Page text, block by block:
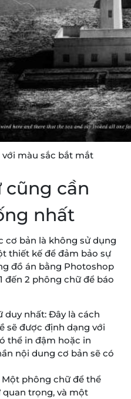
màu sắc bắt mắt
cũng cần
nhất
cơ bản là không sử dụng
thiết kế để đảm bảo sự
đồ án bằng Photoshop
đến 2 phông chữ để báo
nhất: Đây là cách
sẽ được định dạng với
thể in đậm hoặc in
nội dung cơ bản sẽ có
phông chữ để thể
quan trọng, và một